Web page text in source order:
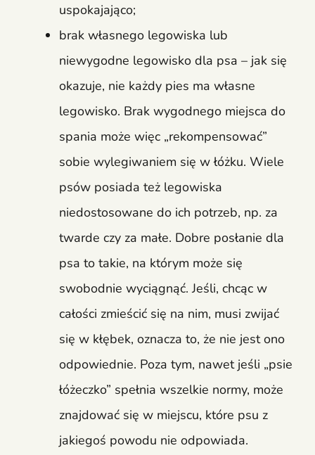
uspokajająco;
brak własnego legowiska lub
niewygodne legowisko dla psa – jak się
okazuje, nie każdy pies ma własne
legowisko. Brak wygodnego miejsca do
spania może więc „rekompensować”
sobie wylegiwaniem się w łóżku. Wiele
psów posiada też legowiska
niedostosowane do ich potrzeb, np. za
twarde czy za małe. Dobre posłanie dla
psa to takie, na którym może się
swobodnie wyciągnąć. Jeśli, chcąc w
całości zmieścić się na nim, musi zwijać
się w kłębek, oznacza to, że nie jest ono
odpowiednie. Poza tym, nawet jeśli „psie
łóżeczko” spełnia wszelkie normy, może
znajdować się w miejscu, które psu z
jakiegoś powodu nie odpowiada.